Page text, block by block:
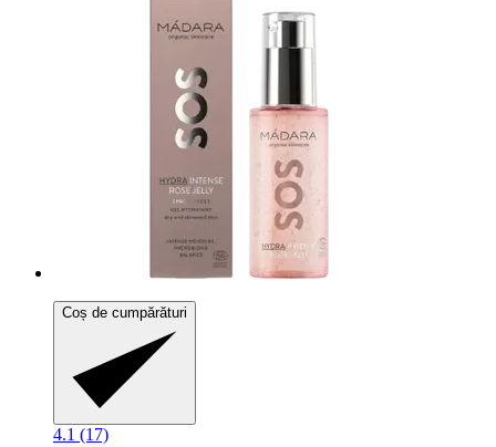
Coș de cumpărături
4.1 (17)